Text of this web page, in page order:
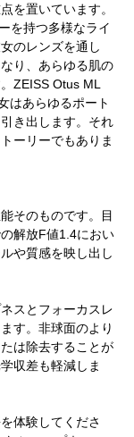
を置いています。
を持つ多様なライ
のレンズを通し
り、あらゆる肌の
ZEISS Otus ML
はあらゆるポート
き出します。それ
ーリーでもありま
そのものです。目
解放F値1.4におい
や質感を映し出し
スとフォーカスレ
す。非球面のより
は除去することが
収差も軽減しま
体験してくださ